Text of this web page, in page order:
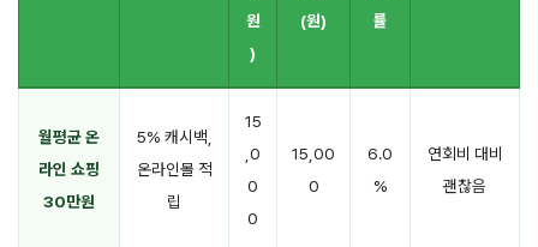
원
)
(원)
률
월평균 온
라인 쇼핑
30만원
5% 캐시백,
온라인몰 적
립
15
,0
0
0
15,00
0
6.0
%
연회비 대비
괜찮음